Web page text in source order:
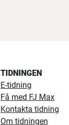
TIDNINGEN
E-tidning
Få med FJ Max
Kontakta tidning
Om tidningen